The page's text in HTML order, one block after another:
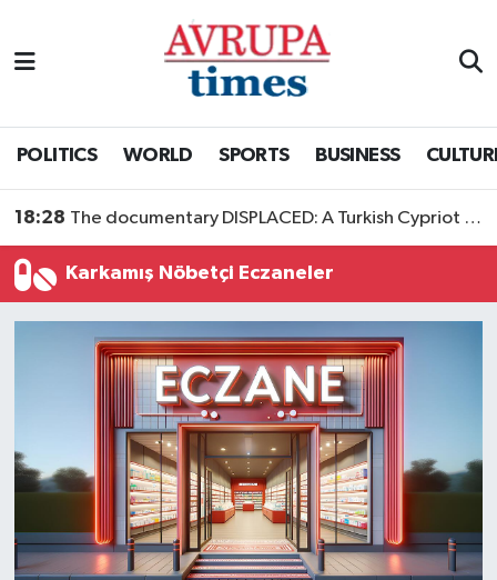
POLITICS WORLD SPORTS BUSINESS
18:28 The documentary DISPLACED: A Turkish Cypriot Story is now available to watch
Karkamış Nöbetçi Eczaneler
Nöbetçi Eczaneler
Tüm Manşetler
Son Dakika Haberleri
Haber Arşivi